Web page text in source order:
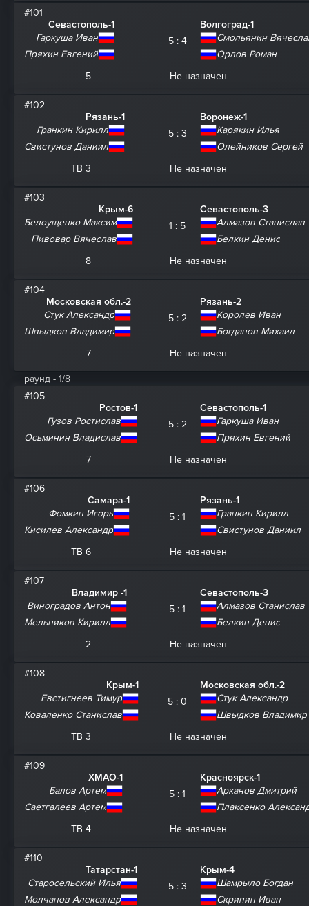
#101
Севастополь-1
Гаркуша Иван
Пряхин Евгений
5 : 4
Волгоград-1
Смольянин
Орлов Роман
5
Не назначен
#102
Рязань-1
Гранкин Кирилл
Свистунов Даниил
5 : 3
Воронеж-1
Карякин Илья
Олейников Сергей
ТВ 3
Не назначен
#103
Крым-6
Белоущенко Максим
Пивовар Вячеслав
1 : 5
Севастополь-3
Алмазов Станислав
Белкин Денис
8
Не назначен
#104
Московская обл.-2
Стук Александр
Швыдков Владимир
5 : 2
Рязань-2
Королев Иван
Богданов Михаил
7
Не назначен
раунд - 1/8
#105
Ростов-1
Гузов Ростислав
Осьминин Владислав
5 : 2
Севастополь-1
Гаркуша Иван
Пряхин Евгений
7
Не назначен
#106
Самара-1
Фомкин Игорь
Кисилев Александр
5 : 1
Рязань-1
Гранкин Кирилл
Свистунов Даниил
ТВ 6
Не назначен
#107
Владимир -1
Виноградов Антон
Мельников Кирилл
5 : 1
Севастополь-3
Алмазов Станислав
Белкин Денис
2
Не назначен
#108
Крым-1
Евстигнеев Тимур
Коваленко Станислав
5 : 0
Московская обл.-2
Стук Александр
Швыдков Владимир
ТВ 3
Не назначен
#109
ХМАО-1
Балов Артем
Саетгалеев Артем
5 : 1
Красноярск-1
Арканов Дмитрий
Плаксенко
ТВ 4
Не назначен
#110
Татарстан-1
Старосельский Илья
Молчанов Александр
5 : 3
Крым-4
Шамрыло Богдан
Скрипин Иван